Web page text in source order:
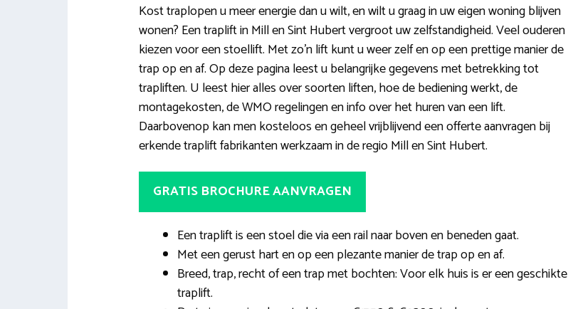
Kost traplopen u meer energie dan u wilt, en wilt u graag in uw eigen woning blijven
wonen? Een traplift in Mill en Sint Hubert vergroot uw zelfstandigheid. Veel ouderen
kiezen voor een stoellift. Met zo’n lift kunt u weer zelf en op een prettige manier de
trap op en af. Op deze pagina leest u belangrijke gegevens met betrekking tot
trapliften. U leest hier alles over soorten liften, hoe de bediening werkt, de
montagekosten, de WMO regelingen en info over het huren van een lift.
Daarbovenop kan men kosteloos en geheel vrijblijvend een offerte aanvragen bij
erkende traplift fabrikanten werkzaam in de regio Mill en Sint Hubert.
GRATIS BROCHURE AANVRAGEN
Een traplift is een stoel die via een rail naar boven en beneden gaat.
Met een gerust hart en op een plezante manier de trap op en af.
Breed, trap, recht of een trap met bochten: Voor elk huis is er een geschikte
traplift.